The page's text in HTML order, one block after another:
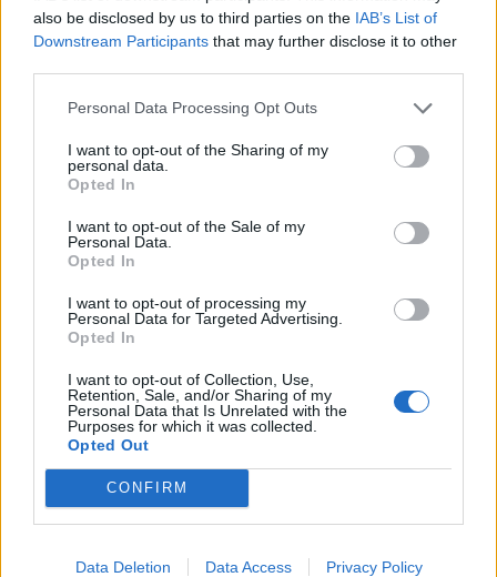
also be disclosed by us to third parties on the IAB’s List of
Downstream Participants that may further disclose it to other
Personal Data Processing Opt Outs
I want to opt-out of the Sharing of my
personal data.
Opted In
I want to opt-out of the Sale of my
Personal Data.
Opted In
I want to opt-out of processing my
Personal Data for Targeted Advertising.
Opted In
I want to opt-out of Collection, Use,
Retention, Sale, and/or Sharing of my
Personal Data that Is Unrelated with the
Purposes for which it was collected.
Opted Out
CONFIRM
Data Deletion Data Access Privacy Policy
φανταστείτε τι συνέβη"
LIFESTYLE 14.02.2025 18:27
PARAPOLITIKA NEWSROOM
Βάσια Παναγοπούλου: "Δεν θα
συγχωρούσα την απιστία! Είναι λόγος για
να χωρίσω"
Εγγραφή στο newsletter
Αποδέχομαι τους
και την πολιτική απορρήτου
X